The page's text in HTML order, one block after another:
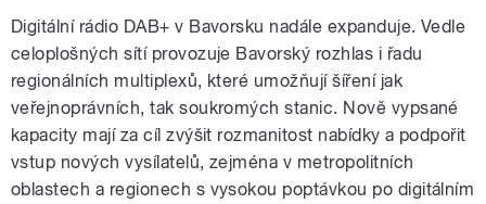
Digitální rádio DAB+ v Bavorsku nadále expanduje. Vedle
celoplošných sítí provozuje Bavorský rozhlas i řadu
regionálních multiplexů, které umožňují šíření jak
veřejnoprávních, tak soukromých stanic. Nově vypsané
kapacity mají za cíl zvýšit rozmanitost nabídky a podpořit
vstup nových vysílatelů, zejména v metropolitních
oblastech a regionech s vysokou poptávkou po digitálním